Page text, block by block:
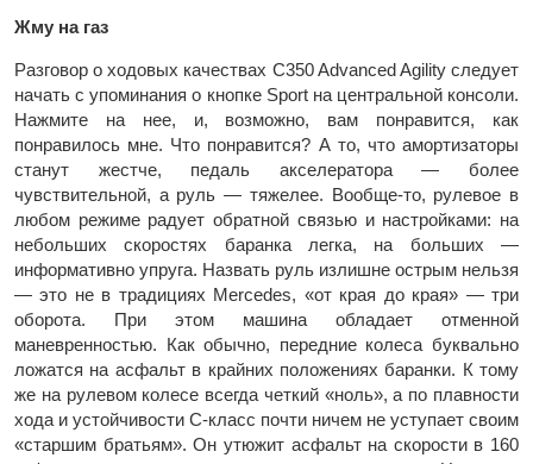
Жму на газ
Разговор о ходовых качествах C350 Advanced Agility следует
начать с упоминания о кнопке Sport на центральной консоли.
Нажмите на нее, и, возможно, вам понравится, как
понравилось мне. Что понравится? А то, что амортизаторы
станут жестче, педаль акселератора — более
чувствительной, а руль — тяжелее. Вообще-то, рулевое в
любом режиме радует обратной связью и настройками: на
небольших скоростях баранка легка, на больших —
информативно упруга. Назвать руль излишне острым нельзя
— это не в традициях Mercedes, «от края до края» — три
оборота. При этом машина обладает отменной
маневренностью. Как обычно, передние колеса буквально
ложатся на асфальт в крайних положениях баранки. К тому
же на рулевом колесе всегда четкий «ноль», а по плавности
хода и устойчивости С-класс почти ничем не уступает своим
«старшим братьям». Он утюжит асфальт на скорости в 160